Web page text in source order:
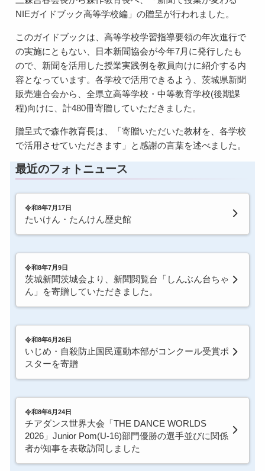
NIEガイドブック高等学校編」の贈呈が行われました。
このガイドブックは、高等学校学習指導要領の年次進行で
の実施にともない、日本新聞協会が今年7月に発行したも
ので、新聞を活用した授業実践例を教員向けに紹介する内
容となっています。各学校で活用できるよう、茨城県新聞
販売連合会から、全県立高等学校・中等教育学校(後期課
程)向けに、計480冊寄贈していただきました。
贈呈式で森作教育長は、「寄贈いただいた教材を、各学校
で活用させていただきます」と感謝の言葉を述べました。
最近のフォトニュース
令和8年7月17日
たいけん・たんけん歴史館
令和8年7月9日
茨城新聞茨城会より、新聞閲覧台「しんぶん台ちゃ
ん」を寄贈していただきました。
令和8年6月26日
いじめ・自殺防止国民運動本部がコンクール受賞ポ
スターを寄贈
令和8年6月24日
チアダンス世界大会「THE DANCE WORLDS
2026」Junior Pom(U-16)部門優勝の選手並びに関係
者が知事を表敬訪問しました